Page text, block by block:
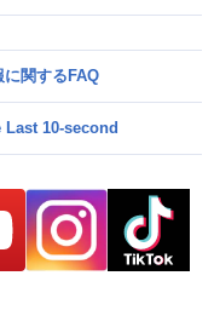
に関するFAQ
Last 10-second